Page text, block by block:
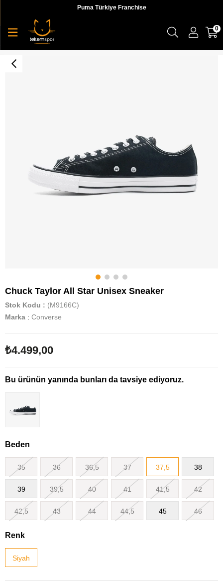
Puma Türkiye Franchise
0
Chuck Taylor All Star Unisex Sneaker
Stok Kodu
(M9166C)
Marka : Converse
₺4.499,00
Bu ürünün yanında bunları da tavsiye ediyoruz.
Beden
35 36 36,5 37 37,5 38
39 39,5 40 41 41,5 42
42,5 43 44 44,5 45 46
Renk
Siyah